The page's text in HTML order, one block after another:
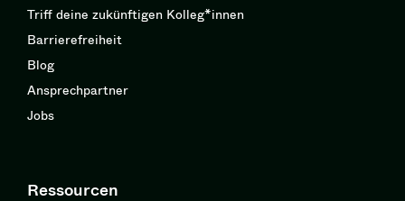
Triff deine zukünftigen Kolleg*innen
Barrierefreiheit
Blog
Ansprechpartner
Jobs
Ressourcen